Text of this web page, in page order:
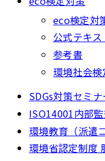
eco検定対
公式テキス
参考書
環境社会
SDGs対策セミナ
ISO14001内部
環境教育（派遣
環境省認定制度